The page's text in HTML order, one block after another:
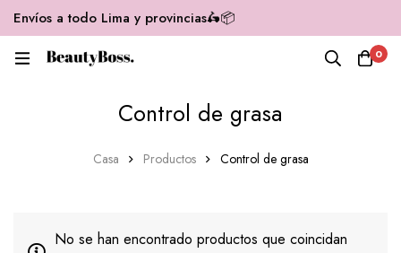
Envíos a todo Lima y provincias🛵📦
0
Control de grasa
Casa Productos Control de grasa
No se han encontrado productos que coincidan